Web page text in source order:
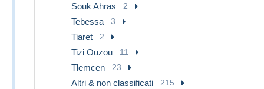
Souk Ahras 2
Tebessa 3
Tiaret 2
Tizi Ouzou 11
Tlemcen 23
Altri & non classificati 215